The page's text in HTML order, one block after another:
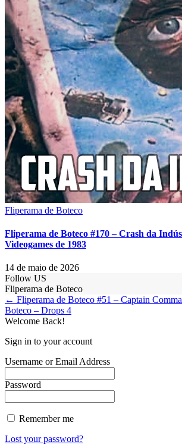
Fliperama de Boteco
Fliperama de Boteco #170 – Crash da
Videogames de 1983
14 de maio de 2026
Follow US
Fliperama de Boteco
← Fliperama de Boteco #51 – Captain
Boteco – Drops 4
Welcome Back!
Sign in to your account
Username or Email Address
Password
Remember me
Lost your password?